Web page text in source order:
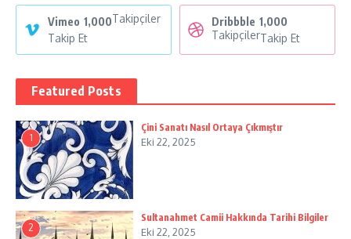
Vimeo 1,000Takipçiler
Takip Et
Dribbble 1,000
TakipçilerTakip Et
Featured Posts
1
Çini Sanatı Nasıl Ortaya Çıkmıştır
Eki 22, 2025
2
Sultanahmet Camii Hakkında Tarihi Bilgiler
Eki 22, 2025